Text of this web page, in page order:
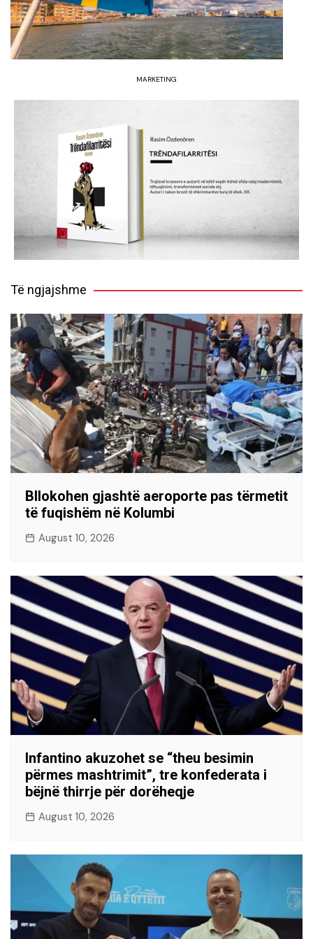
MARKETING
Të ngjajshme
Bllokohen gjashtë aeroporte pas tërmetit
të fuqishëm në Kolumbi
August 10, 2026
Infantino akuzohet se “theu besimin
përmes mashtrimit”, tre konfederata i
bëjnë thirrje për dorëheqje
August 10, 2026